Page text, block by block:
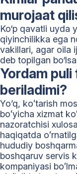
murojaat
Ko‘p qavatli uyda
qiyinchilikka ega
vakillari, agar oila
deb topilgan
Yordam puli
beriladimi?
Yo’q, koʻtarish
boʻyicha xizmat
nazoratchisi
haqiqatda
hududiy
boshqaruv servis
kompaniyasi